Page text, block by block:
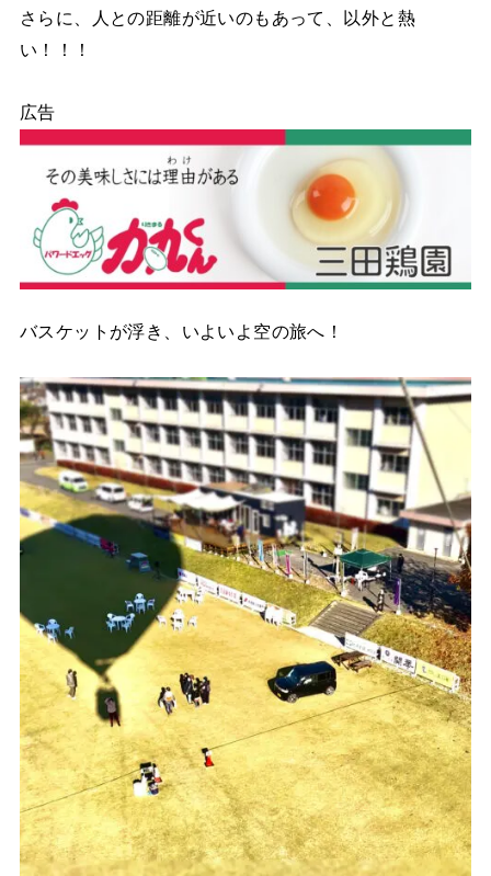
さらに、人との距離が近いのもあって、以外と熱
い！！！
広告
バスケットが浮き、いよいよ空の旅へ！